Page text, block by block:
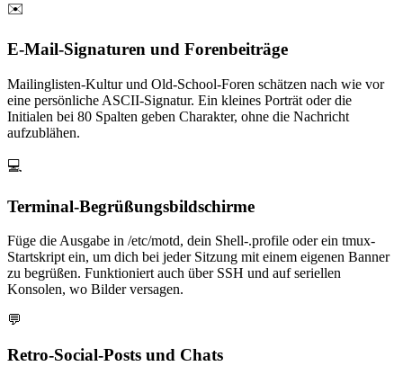
✉️
E-Mail-Signaturen und Forenbeiträge
Mailinglisten-Kultur und Old-School-Foren schätzen nach wie vor
eine persönliche ASCII-Signatur. Ein kleines Porträt oder die
Initialen bei 80 Spalten geben Charakter, ohne die Nachricht
aufzublähen.
💻
Terminal-Begrüßungsbildschirme
Füge die Ausgabe in /etc/motd, dein Shell-.profile oder ein tmux-
Startskript ein, um dich bei jeder Sitzung mit einem eigenen Banner
zu begrüßen. Funktioniert auch über SSH und auf seriellen
Konsolen, wo Bilder versagen.
💬
Retro-Social-Posts und Chats